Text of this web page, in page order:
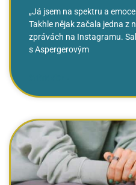
„Já jsem na spektru a
Takhle nějak začala jedna z
zprávách na Instagramu.
s Aspergerovým